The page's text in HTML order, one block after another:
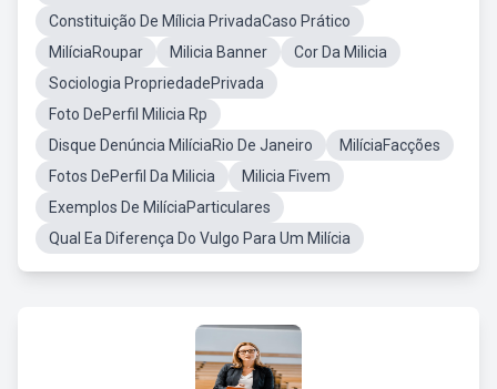
Constituição De Mílicia PrivadaCaso Prático
MilíciaRoupar
Milicia Banner
Cor Da Milicia
Sociologia PropriedadePrivada
Foto DePerfil Milicia Rp
Disque Denúncia MilíciaRio De Janeiro
MilíciaFacções
Fotos DePerfil Da Milicia
Milicia Fivem
Exemplos De MilíciaParticulares
Qual Ea Diferença Do Vulgo Para Um Milícia